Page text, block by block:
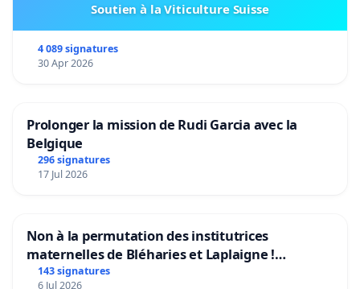
Soutien à la Viticulture Suisse
4 089 signatures
30 Apr 2026
Prolonger la mission de Rudi Garcia avec la
Belgique
296 signatures
17 Jul 2026
Non à la permutation des institutrices
maternelles de Bléharies et Laplaigne !
Préservons la stabilité de nos enfants.
143 signatures
6 Jul 2026